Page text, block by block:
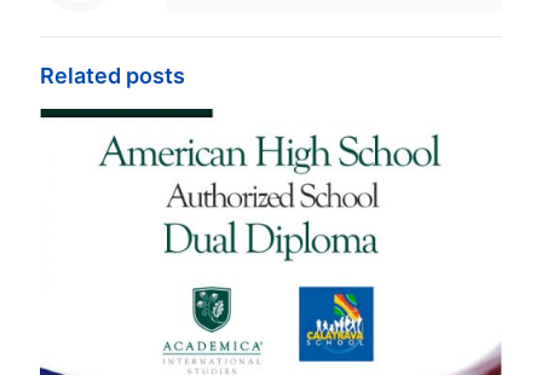
Related posts